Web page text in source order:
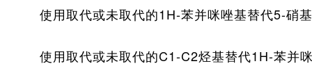
使用取代或未取代的1H-苯并咪唑基替代5-硝
使用取代或未取代的C1-C2烃基替代1H-苯并